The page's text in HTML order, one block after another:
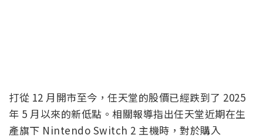
打從 12 月開市至今，任天堂的股價已經跌到了 2025
年 5 月以來的新低點。相關報導指出任天堂近期在生
產旗下 Nintendo Switch 2 主機時，對於購入